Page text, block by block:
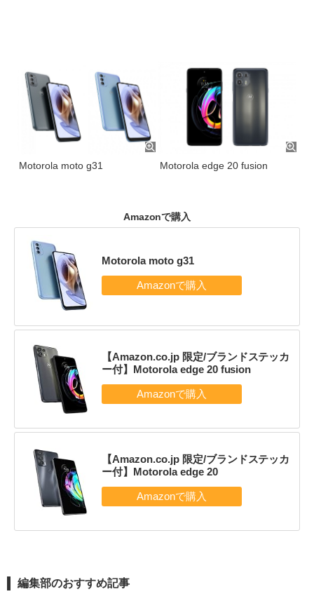
Motorola moto g31 Motorola edge 20 fusion
Amazonで購入
Motorola moto g31
【Amazon.co.jp 限定/ブランドステッカ
ー付】Motorola edge 20 fusion
【Amazon.co.jp 限定/ブランドステッカ
ー付】Motorola edge 20
編集部のおすすめ記事